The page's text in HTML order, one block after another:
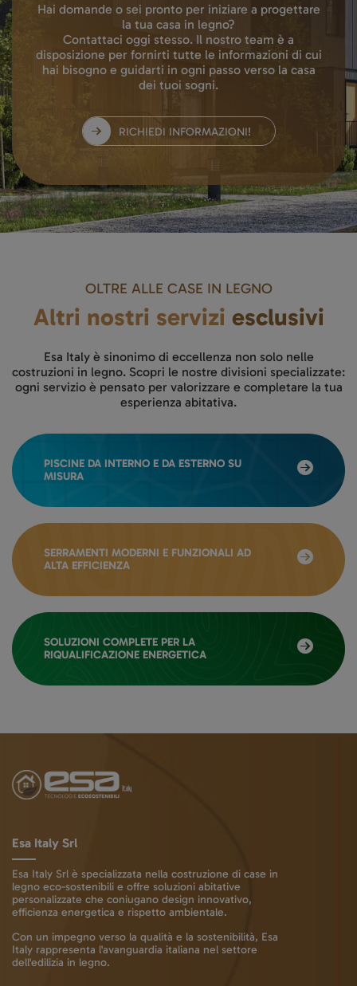
Hai domande o sei pronto per iniziare a progettare
la tua casa in legno?
Contattaci oggi stesso. Il nostro team è a
disposizione per fornirti tutte le informazioni di cui
hai bisogno e guidarti in ogni passo verso la casa
dei tuoi sogni.
RICHIEDI INFORMAZIONI!
OLTRE ALLE CASE IN LEGNO
Altri nostri servizi esclusivi
Esa Italy è sinonimo di eccellenza non solo nelle
costruzioni in legno. Scopri le nostre divisioni specializzate:
ogni servizio è pensato per valorizzare e completare la tua
esperienza abitativa.
PISCINE DA INTERNO E DA ESTERNO SU
MISURA
SERRAMENTI MODERNI E FUNZIONALI AD
ALTA EFFICIENZA
SOLUZIONI COMPLETE PER LA
RIQUALIFICAZIONE ENERGETICA
Esa Italy Srl
Esa Italy Srl è specializzata nella costruzione di case in
legno eco-sostenibili e offre soluzioni abitative
personalizzate che coniugano design innovativo,
efficienza energetica e rispetto ambientale.
Con un impegno verso la qualità e la sostenibilità, Esa
Italy rappresenta l'avanguardia italiana nel settore
dell'edilizia in legno.